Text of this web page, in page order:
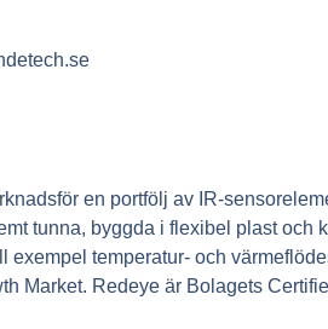
en portfölj av IR-
tunna, byggda i flexibel plast och
temperatur- och
Market. Redeye är Bolagets